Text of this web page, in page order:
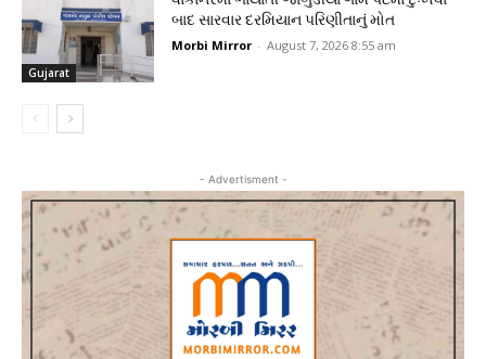
Gujarat
બાદ સારવાર દરમિયાન પરિણીતાનું મોત
Morbi Mirror - August 7, 2026 8:55 am
- Advertisment -